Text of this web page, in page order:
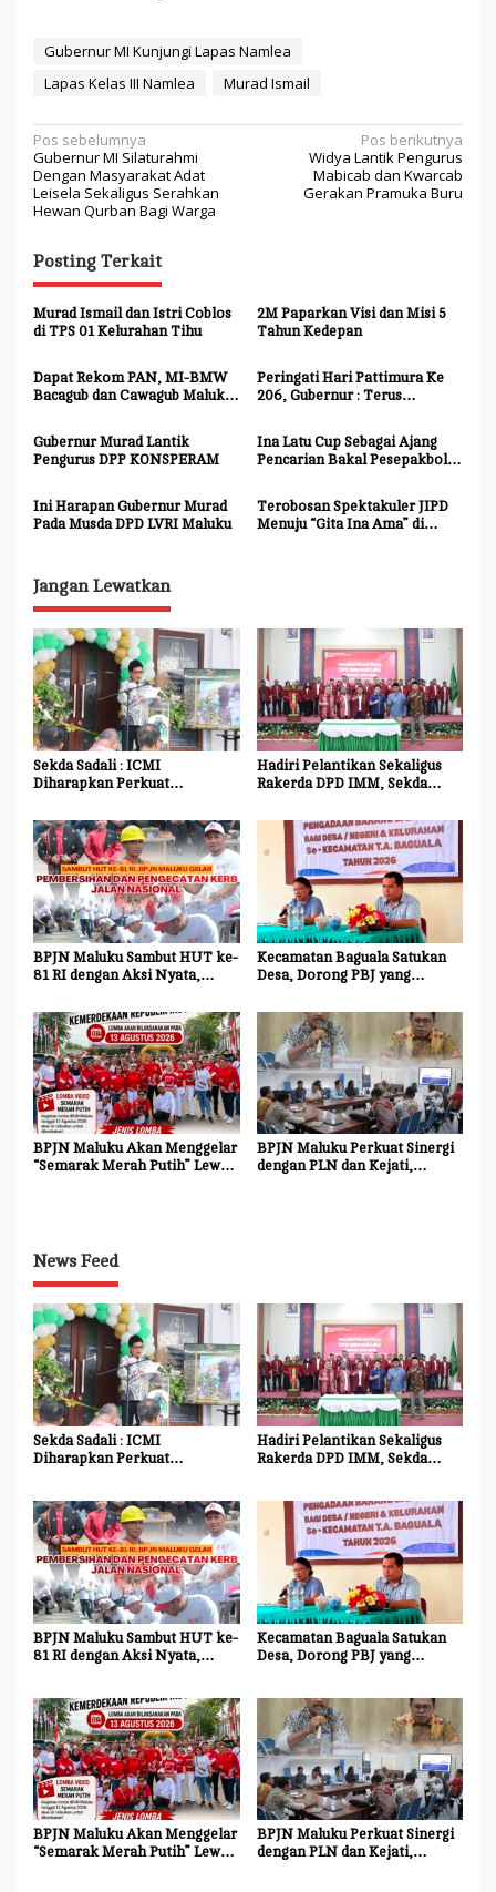
Gubernur MI Kunjungi Lapas Namlea
Lapas Kelas III Namlea
Murad Ismail
N
a
v
g
a
s
i
p
s
Pos sebelumnya
Gubernur MI Silaturahmi
Dengan Masyarakat Adat
Leisela Sekaligus Serahkan
Hewan Qurban Bagi Warga
Pos berikutnya
Widya Lantik Pengurus
Mabicab dan Kwarcab
Gerakan Pramuka Buru
Posting Terkait
Murad Ismail dan Istri Coblos
di TPS 01 Kelurahan Tihu
2M Paparkan Visi dan Misi 5
Tahun Kedepan
Dapat Rekom PAN, MI-BMW
Bacagub dan Cawagub Maluku
Kendaraan Partai
Peringati Hari Pattimura Ke
206, Gubernur : Terus
Kemajuan Maluku
Gubernur Murad Lantik
Pengurus DPP KONSPERAM
Ina Latu Cup Sebagai Ajang
Pencarian Bakal Pesepakbola
Ini Harapan Gubernur Murad
Pada Musda DPD LVRI Maluku
Terobosan Spektakuler JIPD
Menuju “Gita Ina Ama” di
Jangan Lewatkan
Sekda Sadali : ICMI
Diharapkan Perkuat
untuk Kemajuan Daerah
Hadiri Pelantikan Sekaligus
Rakerda DPD IMM, Sekda
Jadi Agen Perubahan dan
Mitra Strategis Pemerintah
BPJN Maluku Sambut HUT ke-
81 RI dengan Aksi Nyata,
Jalan Nasional
Kecamatan Baguala Satukan
Desa, Dorong PBJ yang
BPJN Maluku Akan Menggelar
“Semarak Merah Putih” Lewat
BPJN Maluku Perkuat Sinergi
dengan PLN dan Kejati,
News Feed
Sekda Sadali : ICMI
Diharapkan Perkuat
Hadiri Pelantikan Sekaligus
Rakerda DPD IMM, Sekda
Mitra Strategis Pemerintah
BPJN Maluku Sambut HUT ke-
81 RI dengan Aksi Nyata,
Kecamatan Baguala Satukan
Desa, Dorong PBJ yang
BPJN Maluku Akan Menggelar
“Semarak Merah Putih” Lewat
BPJN Maluku Perkuat Sinergi
dengan PLN dan Kejati,